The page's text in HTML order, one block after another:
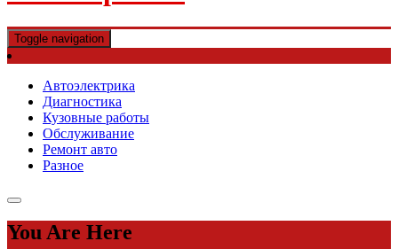
Toggle navigation
Автоэлектрика
Диагностика
Кузовные работы
Обслуживание
Ремонт авто
Разное
You Are Here